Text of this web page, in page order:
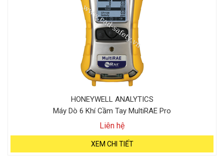
HONEYWELL ANALYTICS
Máy Dò 6 Khí Cầm Tay MultiRAE Pro
Liên hệ
XEM CHI TIẾT